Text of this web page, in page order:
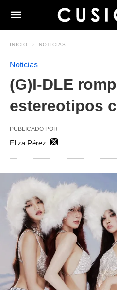
INICIO NOTICIAS
Noticias
(G)I-DLE
estereotipos
PUBLICADO POR
Eliza Pérez